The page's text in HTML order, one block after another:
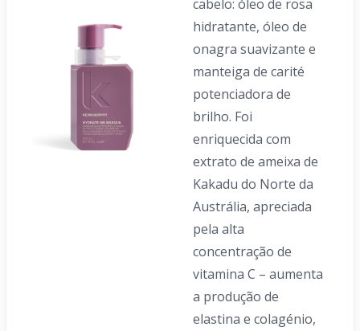
cabelo: óleo de rosa
hidratante, óleo de
onagra suavizante e
manteiga de carité
potenciadora de
brilho. Foi
enriquecida com
extrato de ameixa de
Kakadu do Norte da
Austrália, apreciada
pela alta
concentração de
vitamina C – aumenta
a produção de
elastina e colagénio,